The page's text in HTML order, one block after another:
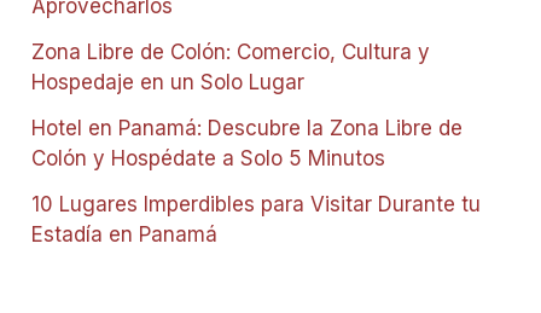
Aprovecharlos
Zona Libre de Colón: Comercio, Cultura y
Hospedaje en un Solo Lugar
Hotel en Panamá: Descubre la Zona Libre de
Colón y Hospédate a Solo 5 Minutos
10 Lugares Imperdibles para Visitar Durante tu
Estadía en Panamá